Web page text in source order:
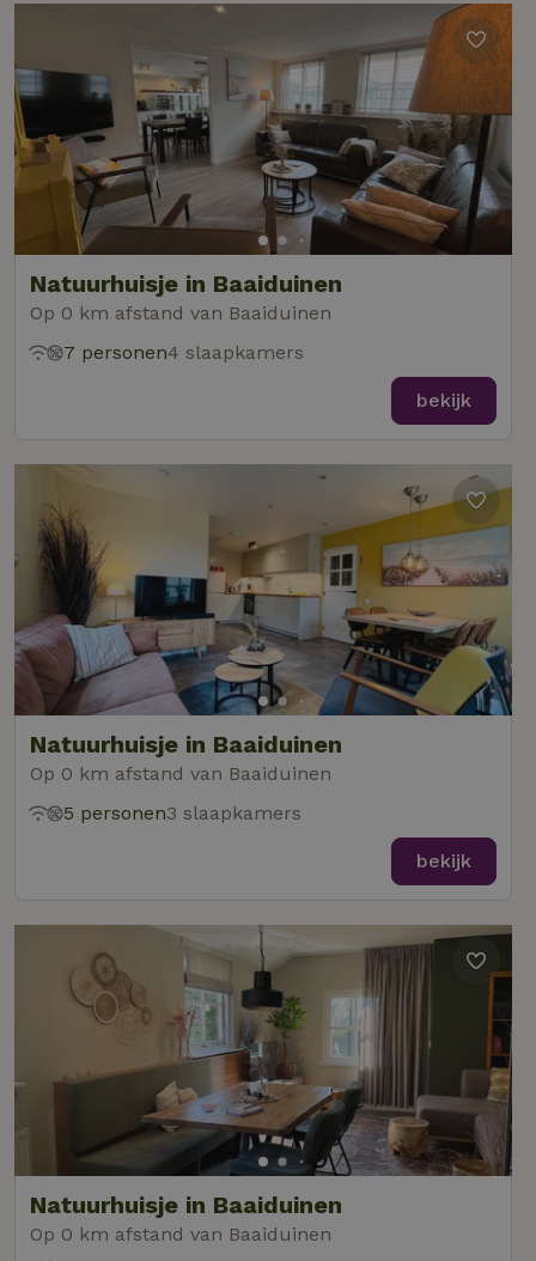
Natuurhuisje in Baaiduinen
Op 0 km afstand van Baaiduinen
7 personen4 slaapkamers
bekijk
Natuurhuisje in Baaiduinen
Op 0 km afstand van Baaiduinen
5 personen3 slaapkamers
bekijk
Natuurhuisje in Baaiduinen
Op 0 km afstand van Baaiduinen